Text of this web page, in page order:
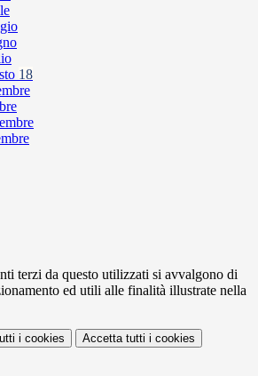
18
terzi da questo utilizzati si avvalgono di
ed utili alle finalità illustrate nella
i cookies Accetta tutti i cookies